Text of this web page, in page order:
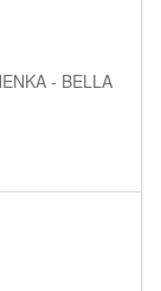
- BELLA